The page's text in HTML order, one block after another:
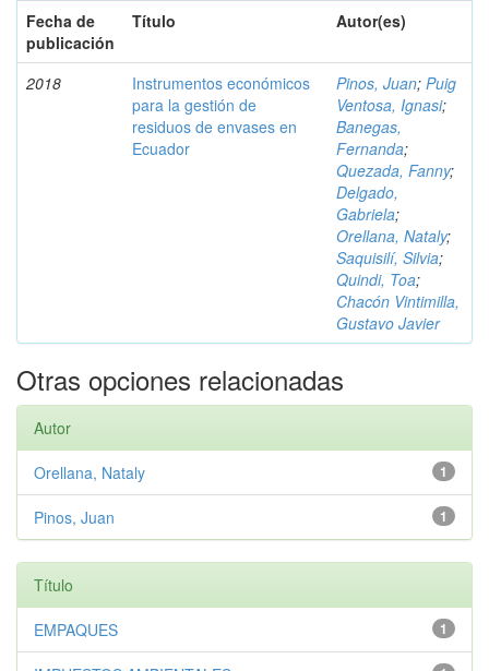
Fecha de
publicación
Título Autor(es)
2018
Instrumentos económicos
para la gestión de
residuos de envases en
Ecuador
Pinos, Juan; Puig
Ventosa, Ignasi;
Banegas,
Fernanda;
Quezada, Fanny;
Delgado,
Gabriela;
Orellana, Nataly;
Saquisilí, Silvia;
Quindi, Toa;
Chacón Vintimilla,
Gustavo Javier
Otras opciones relacionadas
Autor
1
Orellana, Nataly
1
Pinos, Juan
Título
1
EMPAQUES